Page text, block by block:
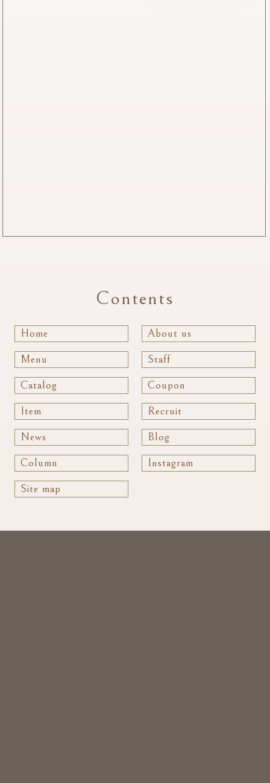
Contents
Home About us
Menu Staff
Catalog Coupon
Item Recruit
News Blog
Column Instagram
Site map